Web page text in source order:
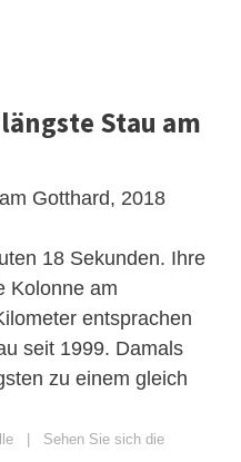
Stau am
Gotthard, 2018
18 Sekunden. Ihre
Kolonne am
entsprachen
seit 1999. Damals
zu einem gleich
Sehen Sie sich die